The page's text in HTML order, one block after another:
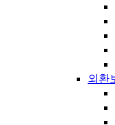
외환